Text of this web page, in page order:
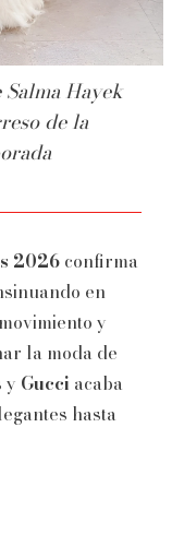
Hayek
de la
2026 confirma
en
y
la moda de
y Gucci acaba
hasta